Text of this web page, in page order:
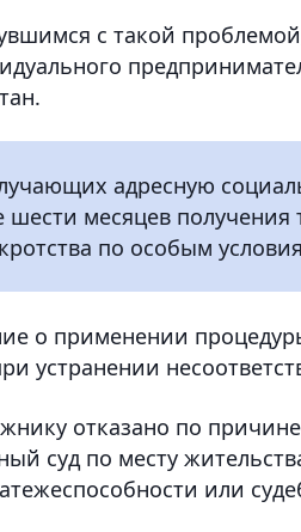
с такой
адресную
шести месяцев
по особым
о применении
устранении
отказано по
суд по месту
или